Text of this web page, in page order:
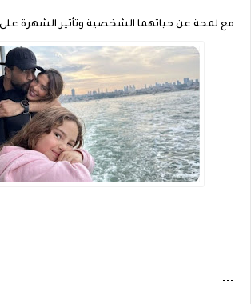
مع لمحة عن حياتهما الشخصية وتأثير الشهرة
---